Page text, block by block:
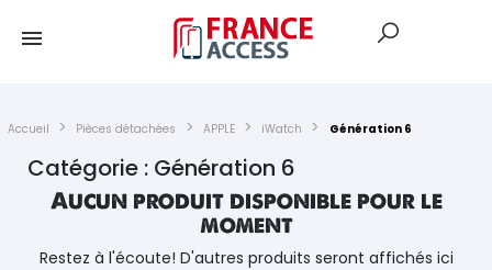
Accueil Pièces détachées APPLE iWatch Génération 6
Catégorie : Génération 6
Aucun produit disponible pour le
moment
Restez à l'écoute! D'autres produits seront affichés ici